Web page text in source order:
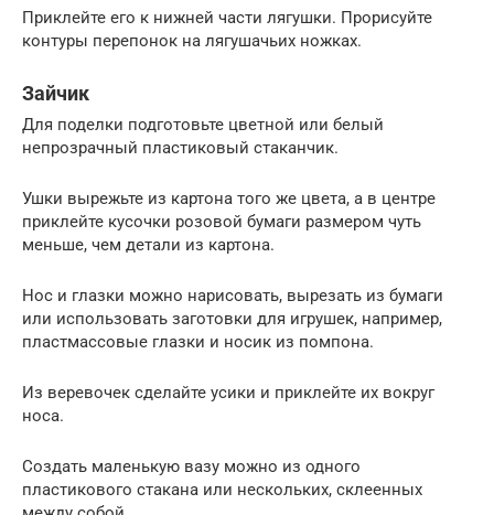
Приклейте его к нижней части лягушки. Прорисуйте
контуры перепонок на лягушачьих ножках.
Зайчик
Для поделки подготовьте цветной или белый
непрозрачный пластиковый стаканчик.
Ушки вырежьте из картона того же цвета, а в центре
приклейте кусочки розовой бумаги размером чуть
меньше, чем детали из картона.
Нос и глазки можно нарисовать, вырезать из бумаги
или использовать заготовки для игрушек, например,
пластмассовые глазки и носик из помпона.
Из веревочек сделайте усики и приклейте их вокруг
носа.
Создать маленькую вазу можно из одного
пластикового стакана или нескольких, склеенных